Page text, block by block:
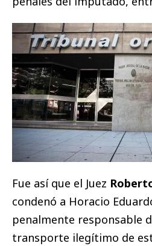
Fue así que el Juez
condenó a Horacio
penalmente responsable
transporte ilegítimo de